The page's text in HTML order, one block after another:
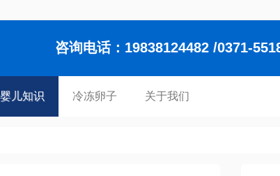
咨询电话：19838124482 /0371-
儿知识 冷冻卵子 关于我们